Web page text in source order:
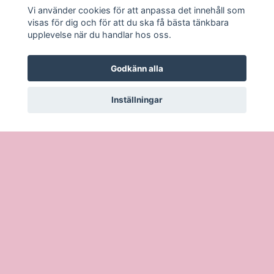
Vi använder cookies för att anpassa det innehåll som
visas för dig och för att du ska få bästa tänkbara
upplevelse när du handlar hos oss.
Godkänn alla
Inställningar